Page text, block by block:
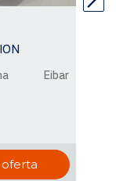
Eibar
oferta